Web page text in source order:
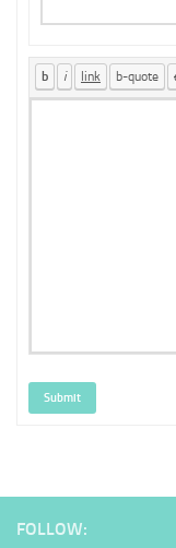
Submit
FOLLOW: